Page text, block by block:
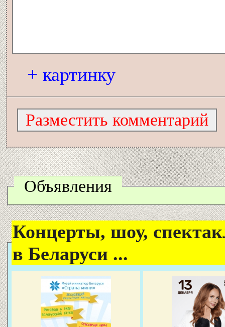
+ картинку
Объявления
Концерты, шоу,
в Беларуси ...